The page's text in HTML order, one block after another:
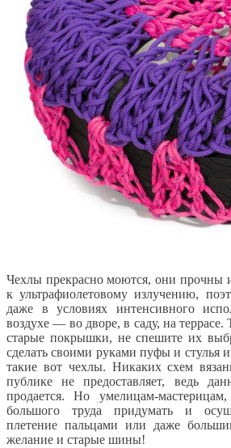
Чехлы прекрасно моются, они прочны
к ультрафиолетовому излучению,
даже в условиях интенсивного
воздухе — во дворе, в саду, на террасе.
старые покрышки, не спешите их
сделать своими руками пуфы и стулья
такие вот чехлы. Никаких схем
публике не предоставляет, ведь
продается. Но умелицам-
большого труда придумать и
плетение пальцами или даже
желание и старые шины!